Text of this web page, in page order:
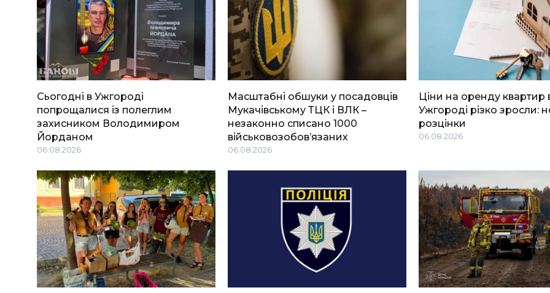
Сьогодні в Ужгороді
попрощалися із полеглим
захисником Володимиром
Йорданом
06.08.2026
Масштабні обшуки у посадовців
Мукачівському ТЦК і ВЛК –
незаконно списано 1000
військовозобов’язаних
06.08.2026
Ціни на оренду квартир
Ужгороді різко зросли:
розцінки
06.08.2026